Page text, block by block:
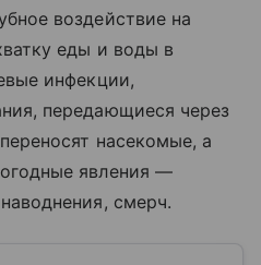
воздействие на
еды и воды в
инфекции,
передающиеся через
насекомые, а
явления —
смерч.